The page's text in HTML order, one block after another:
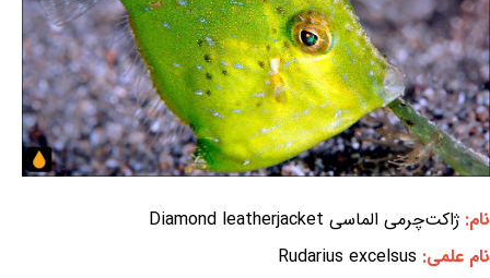
نام: ژاکت‌چرمی الماسی Diamond leatherjacket
نام علمی: Rudarius excelsus